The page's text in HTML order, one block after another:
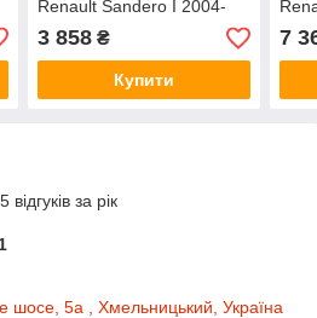
Renault Sandero I 2004-
(Оригінал) - 260104793R
3 858₴
Купити
-
7
за рік
шосе, 5а , Хмельницький, Україна